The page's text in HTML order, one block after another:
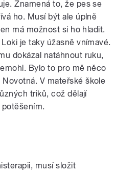
Znamená to, že pes se
ho. Musí být ale úplně
má možnost si ho hladit.
je taky úžasně vnímavé.
dokázal natáhnout ruku,
Bylo to pro mě něco
Novotná. V mateřské škole
triků, což dělají
musí složit